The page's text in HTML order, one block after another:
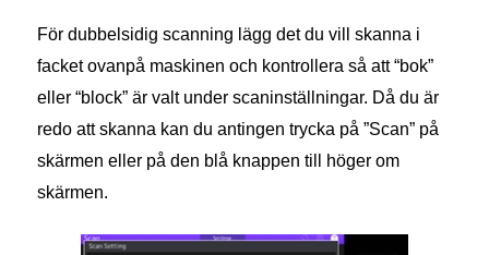
För dubbelsidig scanning lägg det du vill skanna i
facket ovanpå maskinen och kontrollera så att “bok”
eller “block” är valt under scaninställningar. Då du är
redo att skanna kan du antingen trycka på ”Scan” på
skärmen eller på den blå knappen till höger om
skärmen.